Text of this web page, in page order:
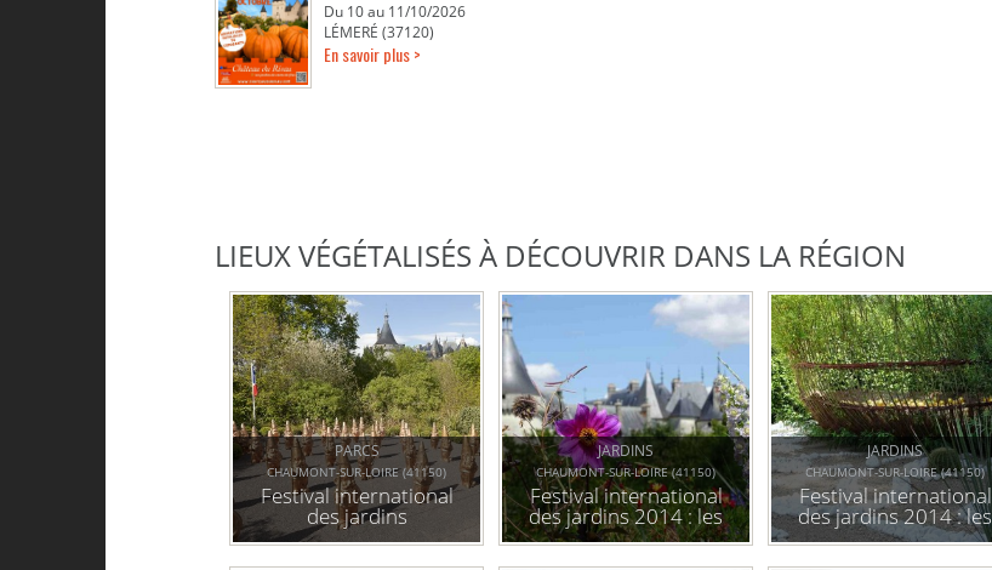
Du 10 au 11/10/2026
LÉMERÉ (37120)
En savoir plus >
LIEUX VÉGÉTALISÉS À DÉCOUVRIR DANS LA RÉGION
PARCS
CHAUMONT-SUR-LOIRE (41150)
Festival international
des jardins
JARDINS
CHAUMONT-SUR-LOIRE (41150)
Festival international
des jardins 2014 : les
jardins des péchés
JARDINS
CHAUMONT-SUR-LOIRE (41150)
Festival international
des jardins 2014 : les
jardins des péchés